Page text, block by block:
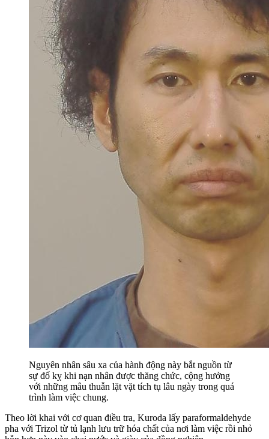
Nguyên nhân sâu xa của hành động này bắt nguồn từ
sự đố kỵ khi nạn nhân được thăng chức, cộng hưởng
với những mâu thuẫn lặt vặt tích tụ lâu ngày trong quá
trình làm việc chung.
Theo lời khai với cơ quan điều tra, Kuroda lấy paraformaldehyde
pha với Trizol từ tủ lạnh lưu trữ hóa chất của nơi làm việc rồi nhỏ